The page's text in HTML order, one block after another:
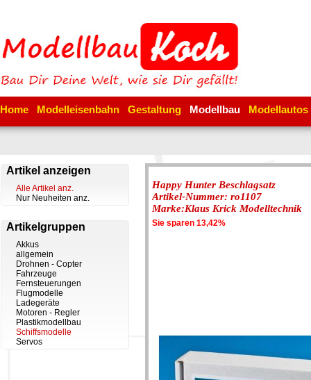
Home Modelleisenbahn Gestaltung Modellbau Modellautos
Artikel anzeigen
Alle Artikel anz.
Nur Neuheiten anz.
Artikelgruppen
Akkus
allgemein
Drohnen - Copter
Fahrzeuge
Fernsteuerungen
Flugmodelle
Ladegeräte
Motoren - Regler
Plastikmodellbau
Schiffsmodelle
Servos
Happy Hunter Beschlagsatz
Artikel-Nummer: ro1107
Marke:Klaus Krick Modelltechnik
Sie sparen 13,42%